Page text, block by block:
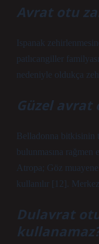
Avrat otu
Ispanak
patlıcangiller
nedeniyle oldukça
Güzel avrat
Belladonna bitkisinin
bulunmasına rağmen
Atropa; Göz
kullanılır [12].
Dulavrat